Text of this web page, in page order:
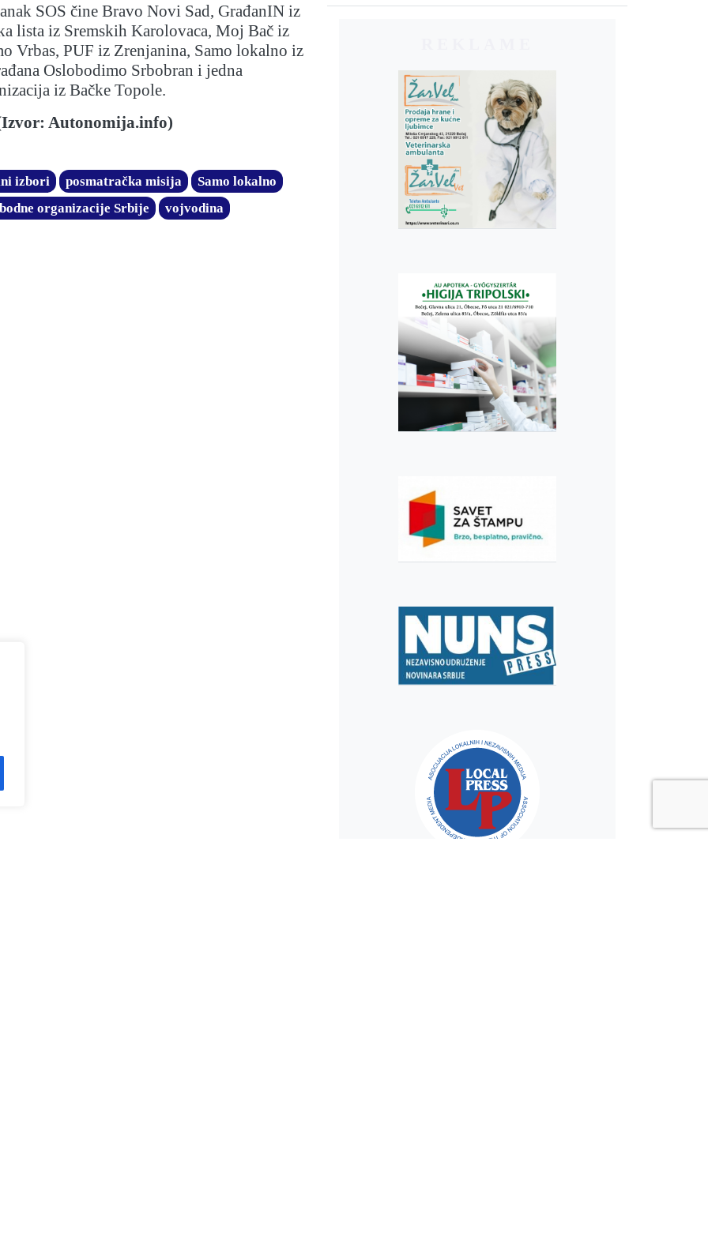
SOS čine Bravo Novi Sad, GrađanIN iz
lista iz Sremskih Karolovaca, Moj Bač iz
Vrbas, PUF iz Zrenjanina, Samo lokalno iz
Oslobodimo Srbobran i jedna
iz Bačke Topole.
Autonomija.info)
izbori posmatračka misija
Samo lokalno
organizacije Srbije
vojvodina